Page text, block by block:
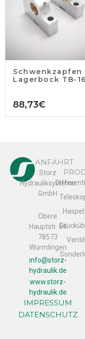
Schwenkzapfen
Lagerbock TB-16
88,73€
ANFAHRT
Storz
Hydrauliksysteme
GmbH
Obere
Hauptstr. 64
78573
Wurmlingen
info@storz-
hydraulik.de
www.storz-
hydraulik.de
IMPRESSUM
DATENSCHUTZ